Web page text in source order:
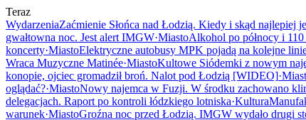
Teraz
WydarzeniaZaćmienie Słońca nad Łodzią. Kiedy i skąd najlepiej
gwałtowna noc. Jest alert IMGW·MiastoAlkohol po północy i
koncerty·MiastoElektryczne autobusy MPK pojadą na kolejne
Wraca Muzyczne Matinée·MiastoKultowe Siódemki z nowym
konopie, ojciec gromadził broń. Nalot pod Łodzią [WIDEO]·
oglądać?·MiastoNowy najemca w Fuzji. W środku zachowano
delegacjach. Raport po kontroli łódzkiego lotniska·Kultura
warunek·MiastoGroźna noc przed Łodzią. IMGW wydało drugi